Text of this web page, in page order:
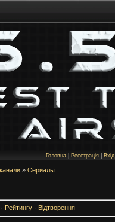
Головна Реєстрація Вхід
» Сериалы
· Рейтингу · Відтворення